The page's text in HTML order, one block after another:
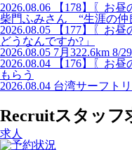
2026.08.06
【178】〖お
柴門ふみさん “生涯の仲
2026.08.05
【177】〖お
どうなんですか?」
2026.08.05 7月322.6km 8/
2026.08.04
【176】〖お
もらう
2026.08.04 台湾サーフト
Recruitスタッフ
求人